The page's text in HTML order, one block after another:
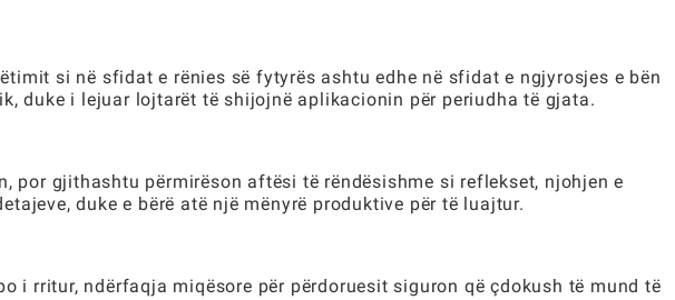
si në sfidat e rënies së fytyrës ashtu edhe në sfidat e ngjyrosjes e bën
duke i lejuar lojtarët të shijojnë aplikacionin për periudha të gjata.
por gjithashtu përmirëson aftësi të rëndësishme si reflekset, njohjen e
duke e bërë atë një mënyrë produktive për të luajtur.
i rritur, ndërfaqja miqësore për përdoruesit siguron që çdokush të mund të